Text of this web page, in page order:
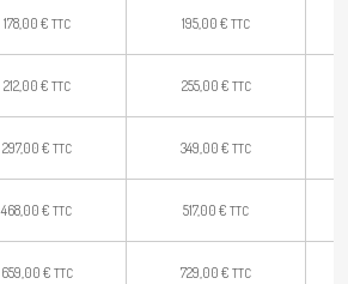
178,00€ TTC 195,00€ TTC
212,00€ TTC 255,00€ TTC
297,00€ TTC 349,00€ TTC
468,00€ TTC 517,00€ TTC
659,00€ TTC 729,00€ TTC